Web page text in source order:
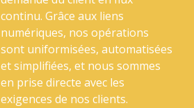
continu. Grâce aux liens
numériques, nos opérations
sont uniformisées, automatisées
et simplifiées, et nous sommes
en prise directe avec les
exigences de nos clients.